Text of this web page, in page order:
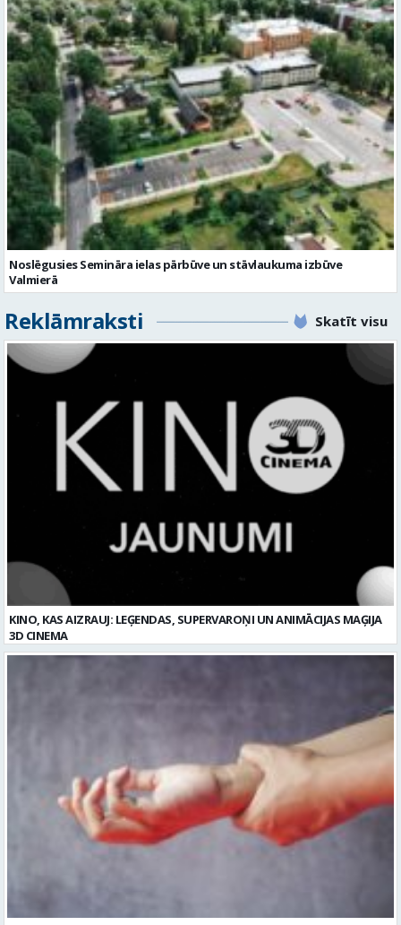
Noslēgusies Semināra ielas pārbūve un stāvlaukuma izbūve
Valmierā
Reklāmraksti Skatīt visu
Plaukstas locītavas sastiepums: kā to novērst, atpazīt un veiksmīgi